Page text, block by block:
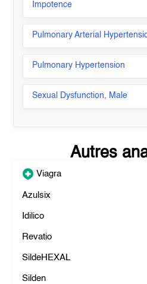
Impotence
Pulmonary Arterial
Pulmonary Hypertension
Sexual Dysfunction, Male
Autres
Viagra
Azulsix
Idilico
Revatio
SildeHEXAL
Silden